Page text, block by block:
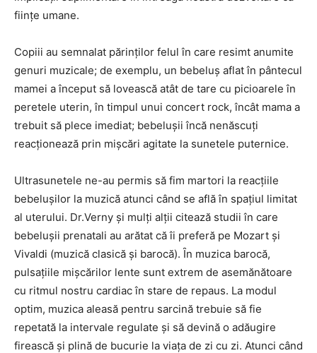
ființe umane.
Copiii au semnalat părinților felul în care resimt anumite
genuri muzicale; de exemplu, un bebeluş aflat în pântecul
mamei a început să lovească atât de tare cu picioarele în
peretele uterin, în timpul unui concert rock, încât mama a
trebuit să plece imediat; bebelușii încă nenăscuți
reacționează prin mişcări agitate la sunetele puternice.
Ultrasunetele ne-au permis să fim martori la reacțiile
bebeluşilor la muzică atunci când se află în spațiul limitat
al uterului. Dr.Verny şi mulți alții citează studii în care
bebeluşii prenatali au arătat că îi preferă pe Mozart şi
Vivaldi (muzică clasică şi barocă). Ȋn muzica barocă,
pulsațiile mişcărilor lente sunt extrem de asemănătoare
cu ritmul nostru cardiac în stare de repaus. La modul
optim, muzica aleasă pentru sarcină trebuie să fie
repetată la intervale regulate şi să devină o adăugire
firească şi plină de bucurie la viața de zi cu zi. Atunci când